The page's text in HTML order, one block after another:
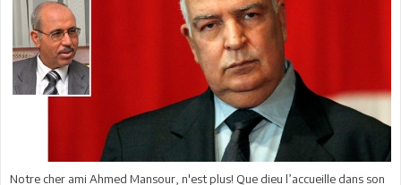
Notre cher ami Ahmed Mansour, n'est plus! Que dieu l’accueille dans son